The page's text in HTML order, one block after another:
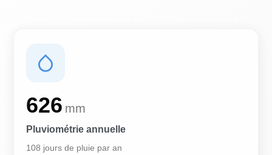
626 mm
Pluviométrie annuelle
108 jours de pluie par an